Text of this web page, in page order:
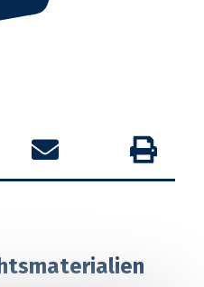
Share by email Drucken